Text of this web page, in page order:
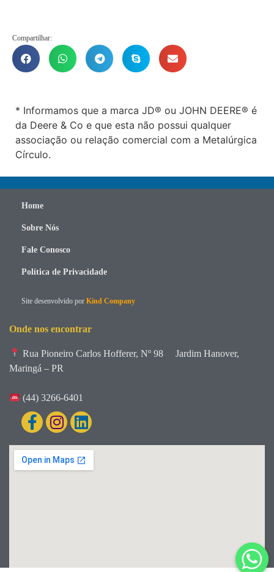
Compartilhar:
* Informamos que a marca JD® ou JOHN DEERE® é
da Deere & Co e que esta não possui qualquer
associação ou relação comercial com a Metalúrgica
Círculo.
Home
Sobre Nós
Fale Conosco
Política de Privacidade
Site desenvolvido por Kind Company
Onde nos encontrar
Rua Pioneiro Carlos Hofferer, Nº 98
Jardim Hanover,
Maringá – PR
(44) 3266-6401